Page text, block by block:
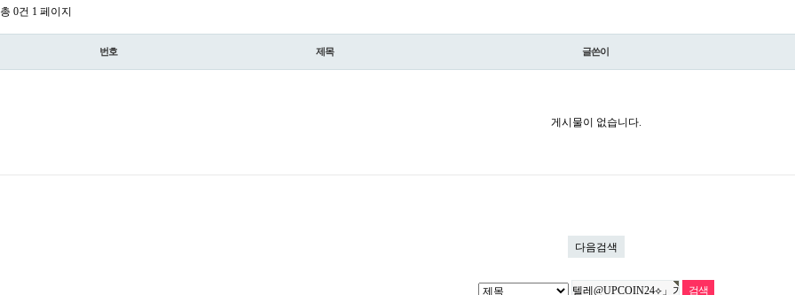
총 0건 1 페이지
번호 제목 글쓴이
게시물이 없습니다.
다음검색